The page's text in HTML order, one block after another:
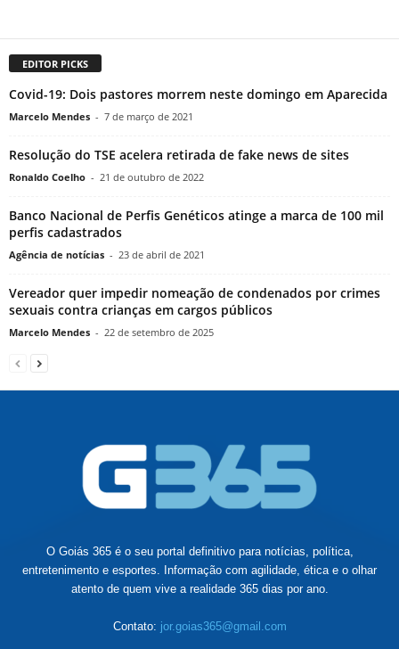
EDITOR PICKS
Covid-19: Dois pastores morrem neste domingo em Aparecida
Marcelo Mendes - 7 de março de 2021
Resolução do TSE acelera retirada de fake news de sites
Ronaldo Coelho - 21 de outubro de 2022
Banco Nacional de Perfis Genéticos atinge a marca de 100 mil
perfis cadastrados
Agência de notícias - 23 de abril de 2021
Vereador quer impedir nomeação de condenados por crimes
sexuais contra crianças em cargos públicos
Marcelo Mendes - 22 de setembro de 2025
O Goiás 365 é o seu portal definitivo para notícias, política,
entretenimento e esportes. Informação com agilidade, ética e o olhar
atento de quem vive a realidade 365 dias por ano.
Contato: jor.goias365@gmail.com